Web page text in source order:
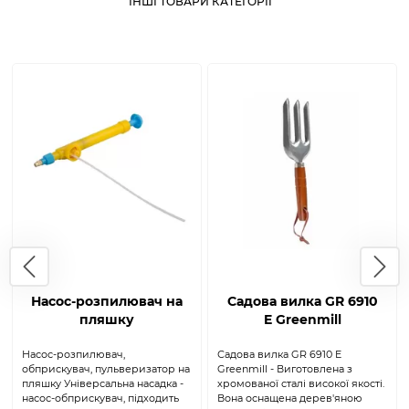
Насос-розпилювач на
пляшку
Насос-розпилювач,
обприскувач, пульверизатор на
пляшку Універсальна насадка -
насос-обприскувач, підходить
Садова вилка GR 6910
E Greenmill
Садова вилка GR 6910 E
Greenmill - Виготовлена ​​з
хромованої сталі високої якості.
Вона оснащена дерев'яною